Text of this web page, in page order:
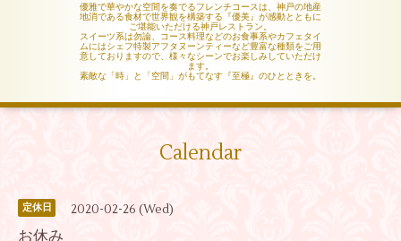
優雅で華やかな空間を奏でるフレンチコースは、神戸の地産
地消である食材で世界観を構築する『優美』が感動とともに
ご堪能いただける神戸レストラン。
スイーツ系は勿論、コース料理などのお食事系やカフェタイ
ムにはシェフ特製アフタヌーンティーなど豊富な種類をご用
意しておりますので、様々なシーンでお楽しみしていただけ
ます。
素敵な「時」と「空間」がもてなす『至極』のひとときを。
Calendar
定休日 2020-02-26 (Wed)
お休み